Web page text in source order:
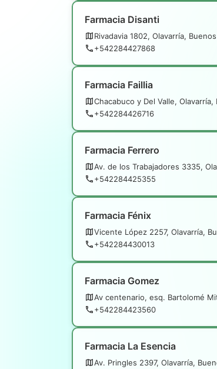
Farmacia Disanti
Rivadavia 1802, Olavarría,
+542284427868
Farmacia Faillia
Chacabuco y Del Valle, Olavarría,
+542284426716
Farmacia Ferrero
Av. de los Trabajadores 3335,
+542284425355
Farmacia Fénix
Vicente López 2257, Olavarría,
+542284430013
Farmacia Gomez
Av centenario, esq. Bartolomé
+542284423560
Farmacia La Esencia
Av. Pringles 2397, Olavarría,